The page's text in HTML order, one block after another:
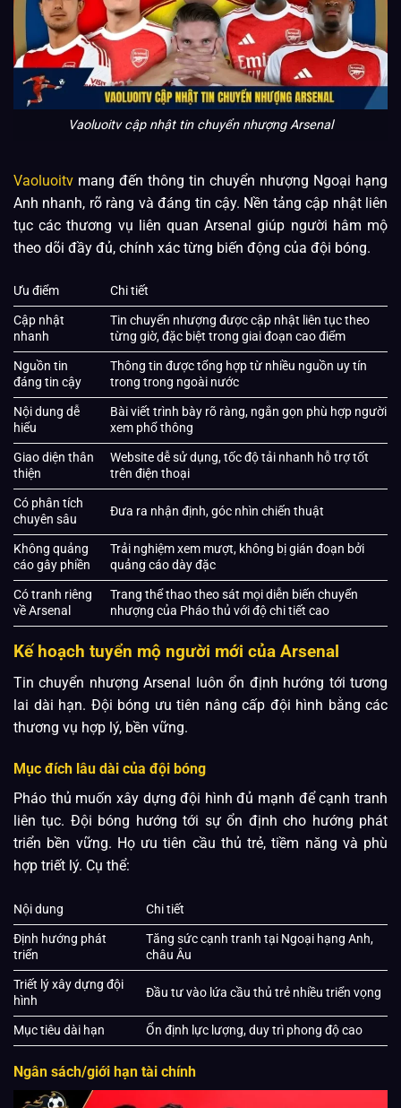
Vaoluoitv cập nhật tin chuyển nhượng Arsenal
Vaoluoitv mang đến thông tin chuyển nhượng Ngoại hạng
Anh nhanh, rõ ràng và đáng tin cậy. Nền tảng cập nhật liên
tục các thương vụ liên quan Arsenal giúp người hâm mộ
theo dõi đầy đủ, chính xác từng biến động của đội bóng.
Ưu điểm
Chi tiết
Cập nhật
nhanh
Tin chuyển nhượng được cập nhật liên tục theo
từng giờ, đặc biệt trong giai đoạn cao điểm
Nguồn tin
đáng tin cậy
Thông tin được tổng hợp từ nhiều nguồn uy tín
trong trong ngoài nước
Nội dung dễ
hiểu
Bài viết trình bày rõ ràng, ngắn gọn phù hợp người
xem phổ thông
Giao diện thân
thiện
Website dễ sử dụng, tốc độ tải nhanh hỗ trợ tốt
trên điện thoại
Có phân tích
chuyên sâu
Đưa ra nhận định, góc nhìn chiến thuật
Không quảng
cáo gây phiền
Trải nghiệm xem mượt, không bị gián đoạn bởi
quảng cáo dày đặc
Có tranh riêng
về Arsenal
Trang thể thao theo sát mọi diễn biến chuyển
nhượng của Pháo thủ với độ chi tiết cao
Kế hoạch tuyển mộ người mới của Arsenal
Tin chuyển nhượng Arsenal luôn ổn định hướng tới tương
lai dài hạn. Đội bóng ưu tiên nâng cấp đội hình bằng các
thương vụ hợp lý, bền vững.
Mục đích lâu dài của đội bóng
Pháo thủ muốn xây dựng đội hình đủ mạnh để cạnh tranh
liên tục. Đội bóng hướng tới sự ổn định cho hướng phát
triển bền vững. Họ ưu tiên cầu thủ trẻ, tiềm năng và phù
hợp triết lý. Cụ thể:
Nội dung
Chi tiết
Định hướng phát
triển
Tăng sức cạnh tranh tại Ngoại hạng Anh,
châu Âu
Triết lý xây dựng đội
hình
Đầu tư vào lứa cầu thủ trẻ nhiều triển vọng
Mục tiêu dài hạn Ổn định lực lượng, duy trì phong độ cao
Ngân sách/giới hạn tài chính